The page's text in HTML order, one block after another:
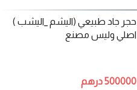
حجر جاد طبيعي (اليشم _اليشب )
اصلي وليس مصنع
500000 درهم